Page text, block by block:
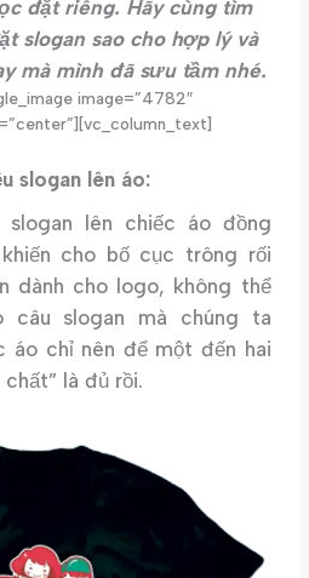
đặt riêng. Hãy cùng tìm
slogan sao cho hợp lý và
mà mình đã sưu tầm nhé.
image=”4782″
slogan lên áo:
lên chiếc áo đồng
cho bố cục trông rối
dành cho logo, không thể
câu slogan mà chúng ta
áo chỉ nên để một đến hai
là đủ rồi.